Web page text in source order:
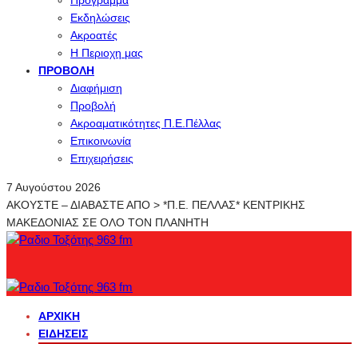
Εκδηλώσεις
Ακροατές
Η Περιοχη μας
ΠΡΟΒΟΛΉ
Διαφήμιση
Προβολή
Ακροαματικότητες Π.Ε.Πέλλας
Επικοινωνία
Επιχειρήσεις
7 Αυγούστου 2026
ΑΚΟΥΣΤΕ – ΔΙΑΒΑΣΤΕ ΑΠΟ > *Π.Ε. ΠΕΛΛΑΣ* ΚΕΝΤΡΙΚΗΣ
ΜΑΚΕΔΟΝΙΑΣ ΣΕ ΟΛΟ ΤΟΝ ΠΛΑΝΗΤΗ
ΑΡΧΙΚΉ
ΕΙΔΉΣΕΙΣ